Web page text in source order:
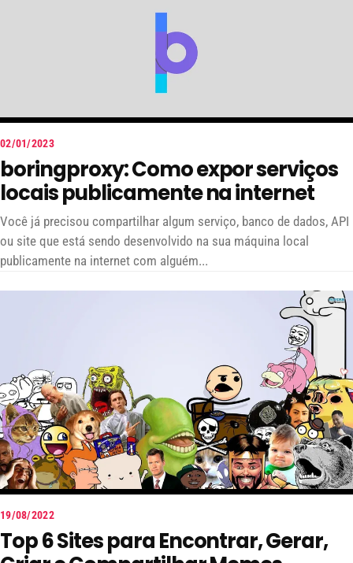
02/01/2023
boringproxy: Como expor serviços
locais publicamente na internet
Você já precisou compartilhar algum serviço, banco de dados, API
ou site que está sendo desenvolvido na sua máquina local
publicamente na internet com alguém...
19/08/2022
Top 6 Sites para Encontrar, Gerar,